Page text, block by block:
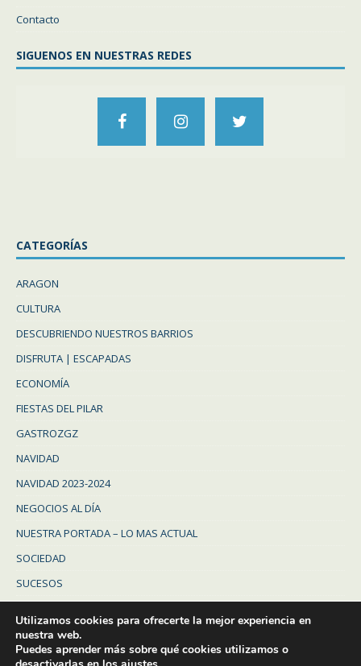
Contacto
SIGUENOS EN NUESTRAS REDES
CATEGORÍAS
ARAGON
CULTURA
DESCUBRIENDO NUESTROS BARRIOS
DISFRUTA | ESCAPADAS
ECONOMÍA
FIESTAS DEL PILAR
GASTROZGZ
NAVIDAD
NAVIDAD 2023-2024
NEGOCIOS AL DÍA
NUESTRA PORTADA – LO MAS ACTUAL
SOCIEDAD
SUCESOS
ZARAGOZA
ZARAGOZA PROVINCIA
Utilizamos cookies para ofrecerte la mejor experiencia en
nuestra web.
Puedes aprender más sobre qué cookies utilizamos o